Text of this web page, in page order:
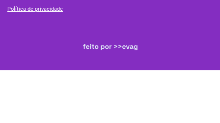
Política de privacidade